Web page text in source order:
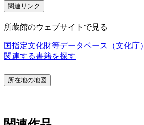
関連リンク
所蔵館のウェブサイトで見る
国指定文化財等データベース（文化庁）
関連する書籍を探す
所在地の地図